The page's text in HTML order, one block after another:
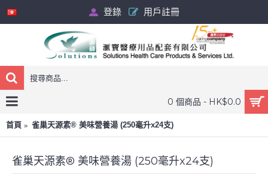
登錄 用戶註冊
0 個商品 - HK$0.0
首頁 雀巢天源素® 美味營養湯 (250毫升x24支)
雀巢天源素® 美味營養湯 (250毫升x24支)